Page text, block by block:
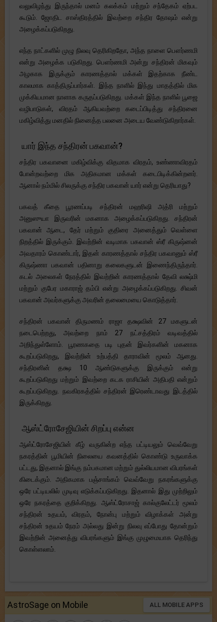
வலுவிழந்து இருந்தால் மனம் கலக்கம் மற்றும் சந்தேகம் ஏற்பட
கூடும். ஜோதிட சாஸ்திரத்தில் இவற்றை சந்திர தோஷம் என்று
அழைக்கப்படுகிறது.
எந்த நாட்களில் முழு நிலவு தெரிகிறதோ, அந்த நாளை பௌர்ணமி
என்று அழைக்க படுகிறது. பௌர்ணமி அன்று சந்திரன் மிகவும்
அழகாக இருக்கும் காரணத்தால் மக்கள் இதற்காக நீண்ட
காலமாக காத்திருப்பார்கள். இந்த நாளில் இந்து மாதத்தில் மிக
முக்கியமான நாளாக கருதப்படுகிறது. மக்கள் இந்த நாளில் பூஜை
வழிபாடுகள், விரதம் ஆகியவற்றை கடைப்பிடித்து சந்திரனை
மகிழ்வித்து மனதில் நினைத்த பலனை அடைய வேண்டுகிறார்கள்.
யார் இந்த சந்திரன் பகவான்?
சந்திர பகவானை மகிழ்விக்கு விதமாக விரதம், உண்ணாவிரதம்
போன்றவற்றை மிக அதிகமான மக்கள் கடைபிடிக்கின்றனர்.
ஆனால் நம்மில் சிலருக்கு சந்திர பகவான் யார் என்று தெரியாது?
பகவத் கீதை பூரணப்படி சந்திரன் மஹரிஷி அத்ரி மற்றும்
அனுஸுயா இருவரின் மகனாக அழைக்கப்படுகிறது. சந்திரன்
பகவான் ஆடை, தேர் மற்றும் குதிரை அனைத்தும் வெள்ளை
நிறத்தில் இருக்கும். இவற்றின் வடிமாக பகவான் ஸ்ரீ கிருஷ்னன்
அவதாரம் கொண்டார், இதன் காரணத்தால் சந்திர பகவானும் ஸ்ரீ
கிருஷ்ணா பகவான் பதினாறு கலைகளுடன் இணைந்திருந்தார்.
கடல் அலைகள் நேரத்தில் இவற்றின் காரணத்தால் தேவி லக்ஷ்மி
மற்றும் குபேர மகாராஜ் தம்பி என்று அழைக்கப்படுகிறது. சிவன்
பகவான் அவர்களுக்கு அவரின் தலைமையை கொடுத்தார்.
சந்திரன் பகவான் திருமணம் ராஜா தக்ஷவின் 27 மகளுடன்
நடைபெற்றது, அவற்றை நாம் 27 நட்சத்திரம் வடிவத்தில்
அறிந்துள்ளோம். பூரணகதை படி புதன் இவர்களின் மகனாக
கூறப்படுகிறது, இவற்றின் உற்பத்தி தாராவின் மூலம் ஆனது.
சந்திரனின் தக்ஷ 10 ஆண்டுகளுக்கு இருக்கும் என்று
கூறப்படுகிறது மற்றும் இவற்றை கடக ராசியின் அதிபதி என்றும்
கூறப்படுகிறது. நவகிரகத்தில் சந்திரன் இரெண்டாவது இடத்தில்
இருக்கிறது.
ஆஸ்ட்ரோசேஜியின் சிறப்பு என்ன
ஆஸ்ட்ரோசேஜியின் கீழ் வருகின்ற எந்த பட்டியலும் வெவ்வேறு
நகரத்தின் பூமியின் நிலையை கவனத்தில் கொண்டு உருவாக்க
பட்டது, இதனால் இங்கு நம்பகமான மற்றும் துல்லியமான விபரங்கள்
கிடைக்கும். அதிகமாக பஞ்சாங்கம் வெவ்வேறு நகரங்களுக்கு
ஒரே பட்டியலில் முடிவு எடுக்கப்படுகிறது. இதனால் இது முற்றிலும்
ஒரே நகரத்தை குறிக்கிறது. ஆஸ்ட்ரோசாஜ் கால்குலேட்டர் மூலம்
சந்திரன் உதயம், விரதம், நோன்பு மற்றும் விழாக்கள் அன்று
சந்திரன் உதயம் நேரம் அல்லது இன்று நிலவு எப்போது தோன்றும்
இவற்றின் அனைத்து விபரங்களும் இங்கு முழுமையாக தெரிந்து
கொள்ளலாம்.
AstroSage on Mobile ALL MOBILE APPS